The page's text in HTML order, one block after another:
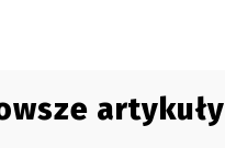
artykuły